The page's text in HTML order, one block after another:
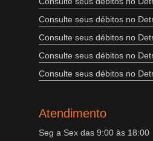
Consulte seus débitos no
Consulte seus débitos no
Consulte seus débitos no
Consulte seus débitos no
Atendimento
Seg a Sex das 9:00 às 18:00